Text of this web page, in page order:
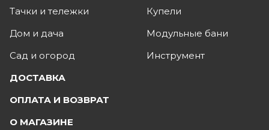
Тачки и тележки
Дом и дача
Сад и огород
Купели
Модульные бани
Инструмент
ДОСТАВКА
ОПЛАТА И ВОЗВРАТ
О МАГАЗИНЕ